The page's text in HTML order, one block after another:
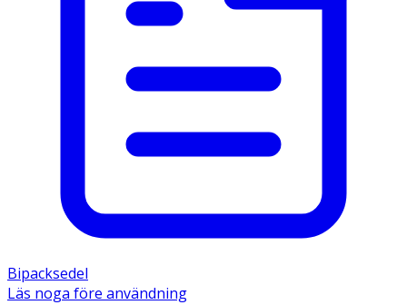
Bipacksedel
Läs noga före användning